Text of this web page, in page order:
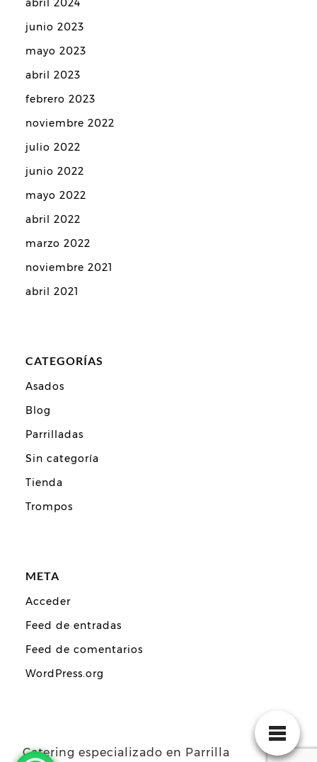
abril 2024
junio 2023
mayo 2023
abril 2023
febrero 2023
noviembre 2022
julio 2022
junio 2022
mayo 2022
abril 2022
marzo 2022
noviembre 2021
abril 2021
CATEGORÍAS
Asados
Blog
Parrilladas
Sin categoría
Tienda
Trompos
META
Acceder
Feed de entradas
Feed de comentarios
WordPress.org
Catering especializado en Parrilla